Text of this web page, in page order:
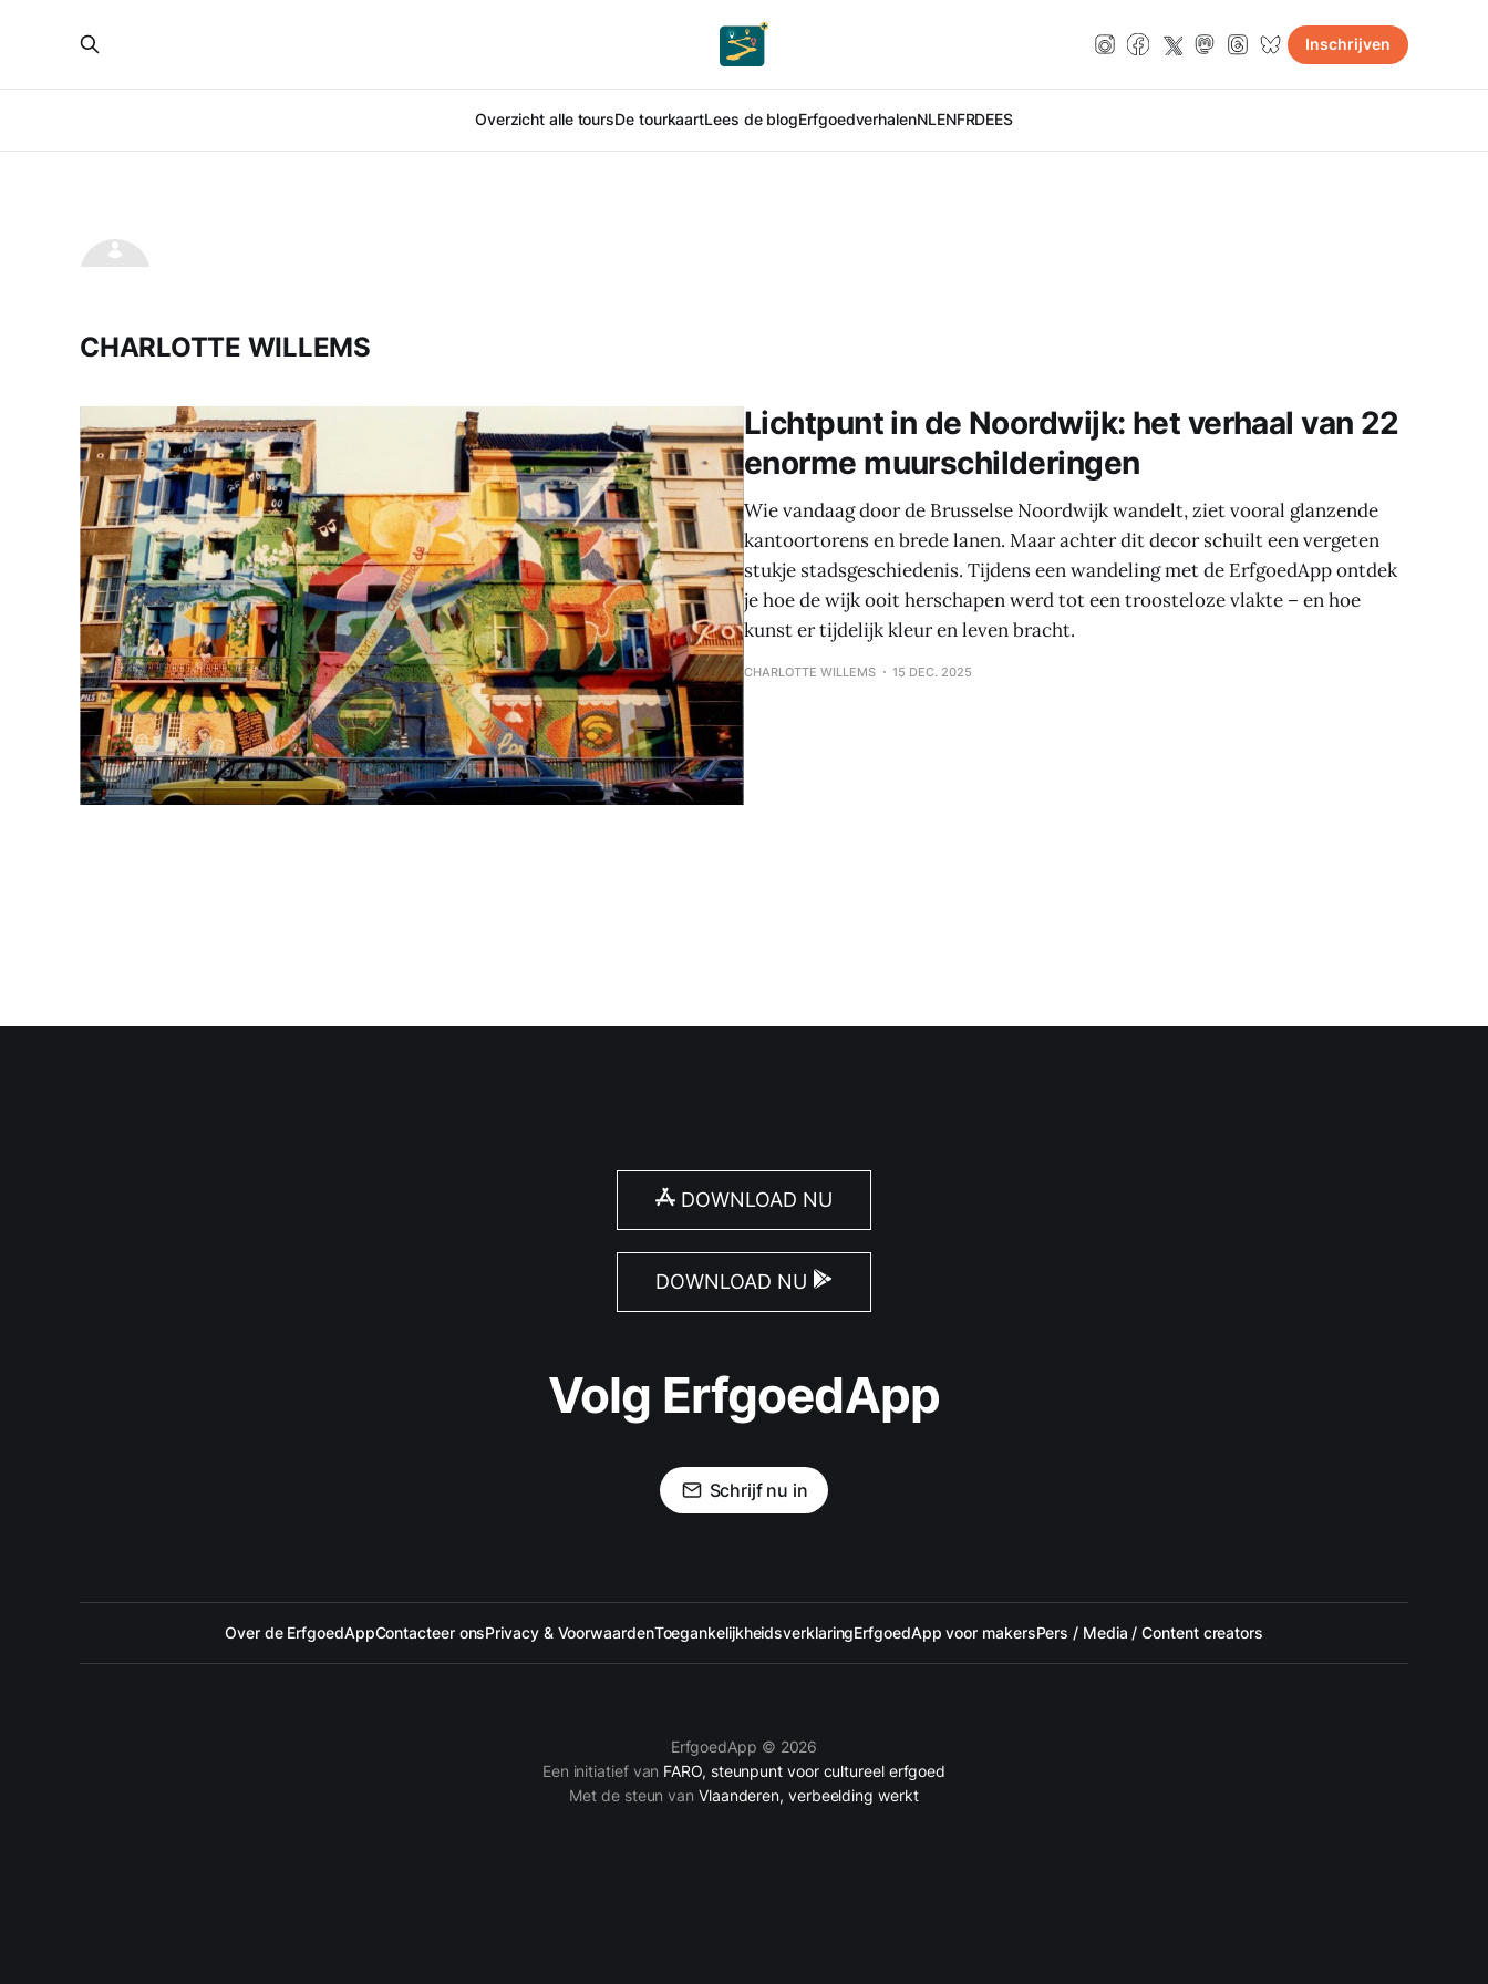
Overzicht alle toursDe tourkaartLees de blogErfgoedverhalenNLENFRDEES
Inschrijven
CHARLOTTE WILLEMS
Lichtpunt in de Noordwijk: het verhaal van 22
enorme muurschilderingen
Wie vandaag door de Brusselse Noordwijk wandelt, ziet vooral glanzende
kantoortorens en brede lanen. Maar achter dit decor schuilt een vergeten
stukje stadsgeschiedenis. Tijdens een wandeling met de ErfgoedApp ontdek
je hoe de wijk ooit herschapen werd tot een troosteloze vlakte – en hoe
kunst er tijdelijk kleur en leven bracht.
CHARLOTTE WILLEMS 15 DEC. 2025
DOWNLOAD NU
DOWNLOAD NU
Volg ErfgoedApp
Schrijf nu in
Over de ErfgoedAppContacteer onsPrivacy & VoorwaardenToegankelijkheidsverklaringErfgoedApp voor makersPers / Media / Content creators
ErfgoedApp © 2026
Een initiatief van FARO, steunpunt voor cultureel erfgoed
Met de steun van Vlaanderen, verbeelding werkt